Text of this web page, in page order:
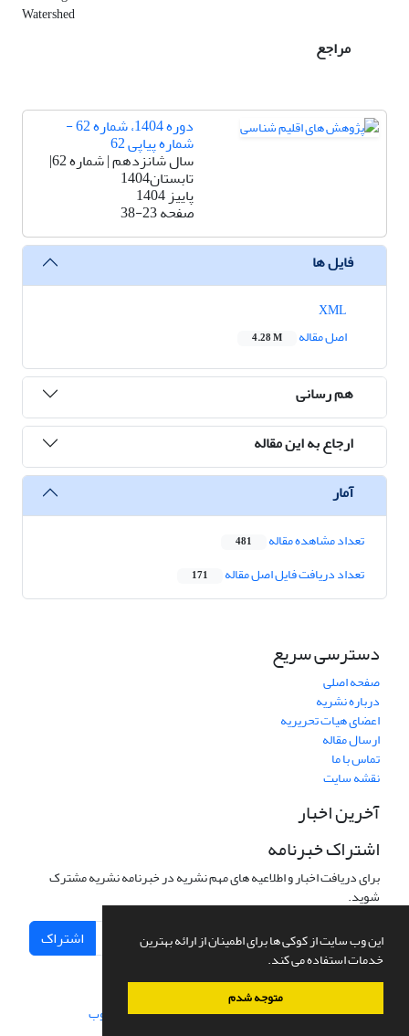
این وب سایت از کوکی ها برای اطمینان از ارائه بهترین
خدمات استفاده می کند.
متوجه شدم
Watershed
مراجع
دوره 1404، شماره 62 -
شماره پیاپی 62
سال شانزدهم | شماره 62|
تابستان1404
پاییز 1404
صفحه38-23
فایل ها
اصل مقاله
4.28 M
هم رسانی
ارجاع به این مقاله
آمار
تعداد مشاهده مقاله 481
تعداد دریافت فایل اصل مقاله 171
دسترسی سریع
صفحه اصلی
درباره نشریه
اعضای هیات تحریریه
ارسال مقاله
تماس با ما
نقشه سایت
آخرین اخبار
اشتراک خبرنامه
برای دریافت اخبار و اطلاعیه های مهم نشریه در خبرنامه نشریه مشترک
شوید.
اشتراک
سامانه مدیریت نشریات علمی.طراحی و پیاده سازی از سیناوب